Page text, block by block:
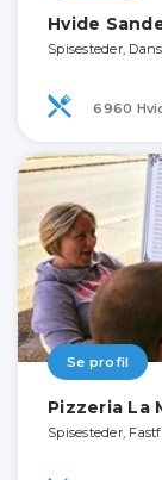
Hvide
Spisesteder,
6960
Se profil
Pizzeria La
Spisesteder,